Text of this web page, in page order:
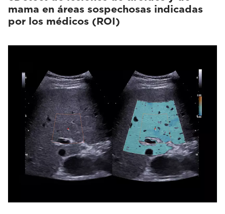
mama en áreas sospechosas indicadas
por los médicos (ROI)